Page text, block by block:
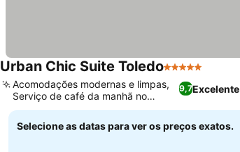
Urban Chic Suite Toledo5 Estrelas
9,7Excelente
Acomodações modernas e limpas,
Serviço de café da manhã no
quarto
Selecione as datas para ver os preços exatos.